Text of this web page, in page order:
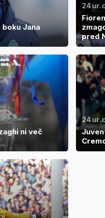
Jana
pred
ni več